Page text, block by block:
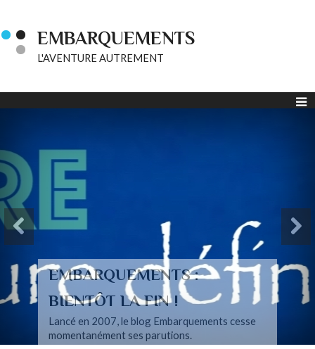
EMBARQUEMENTS
L'AVENTURE AUTREMENT
EMBARQUEMENTS :
BIENTÔT LA FIN !
Lancé en 2007, le blog Embarquements cesse
momentanément ses parutions.